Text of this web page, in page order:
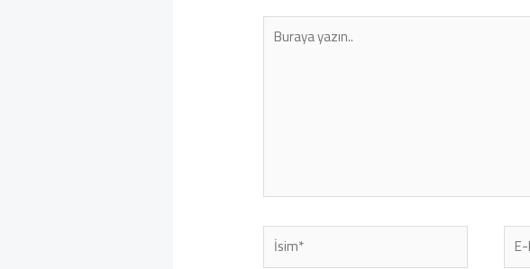
Buraya
yazın..
İsim* E-